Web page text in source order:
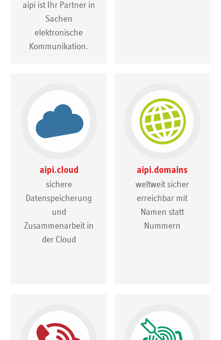
aipi ist Ihr Partner in
Sachen
elektronische
Kommunikation.
aipi.cloud
sichere
Datenspeicherung
und
Zusammenarbeit in
der Cloud
aipi.domains
weltweit sicher
erreichbar mit
Namen statt
Nummern